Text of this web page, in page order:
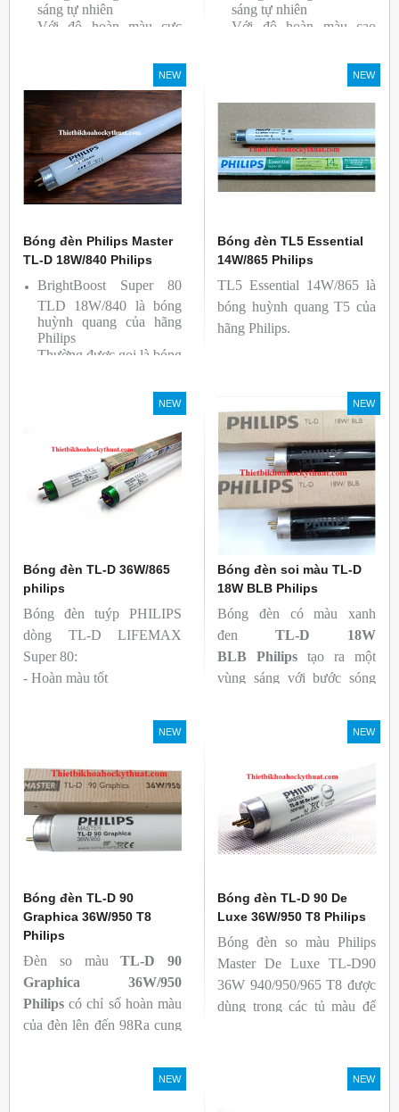
sáng tự nhiên
Với độ hoàn màu cực
Sản phẩm được sản xuất
bởi hãng Philips, xuất xứ
Ba lan
sáng tự nhiên
Với độ hoàn màu cao
Sản phẩm được sản xuất
NEW
Bóng đèn Philips Master
TL-D 18W/840 Philips
BrightBoost Super 80
TLD 18W/840 là bóng
huỳnh quang của hãng
Philips
Thường được gọi là bóng
Bóng có độ hoàn màu
cao(Ra80) cùng quang
NEW
Bóng đèn TL5 Essential
14W/865 Philips
TL5 Essential 14W/865 là
bóng huỳnh quang T5 của
hãng Philips.
NEW
Bóng đèn TL-D 36W/865
philips
Bóng đèn tuýp PHILIPS
dòng TL-D LIFEMAX
Super 80:
- Hoàn màu tốt
cả ban đầu và trong suốt
tuổi thọ của bóng đèn, với
thông cao
- Tạo ra từ màu trắng ấm
đến ánh sáng ban ngày mát
mẻ
NEW
Bóng đèn soi màu TL-D
18W BLB Philips
Bóng đèn có màu xanh
đen TL-D 18W
BLB
Philips tạo ra một
vùng sáng với bước sóng
sắc trực quan. Giúp người
dùng có thể phát hiện và
và keo trong sản phẩm.
NEW
Bóng đèn TL-D 90
Graphica 36W/950 T8
Philips
Đèn so màu TL-D 90
Graphica 36W/950
Philips có chỉ số hoàn màu
của đèn lên đến 98Ra cung
gần với ánh sáng tự nhiên
giúp các sự vật hiện lên một
NEW
Bóng đèn TL-D 90 De
Luxe 36W/950 T8 Philips
Bóng đèn so màu Philips
Master De Luxe TL-D90
36W 940/950/965 T8 được
dùng trong các tủ màu để
nguồn sáng khác nhau, với
nguồn sáng trung thực, đảm
NEW NEW